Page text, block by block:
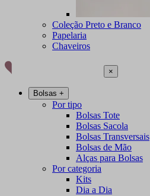
Coleção Preto e Branco
Papelaria
Chaveiros
×
Bolsas +
Por tipo
Bolsas Tote
Bolsas Sacola
Bolsas Transversais
Bolsas de Mão
Alças para Bolsas
Por categoria
Kits
Dia a Dia